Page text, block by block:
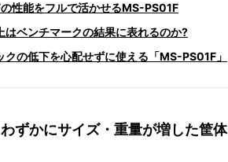
性能をフルで活かせるMS-PS01F
はベンチマークの結果に表れるのか?
クの低下を心配せずに使える「MS-PS01F」
ずかにサイズ・重量が増した筐体